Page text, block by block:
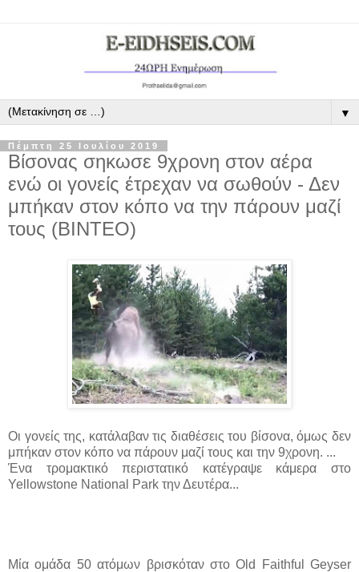
▼
Πέμπτη 25 Ιουλίου 2019
Βίσονας σηκωσε 9χρονη στον αέρα
ενώ οι γονείς έτρεχαν να σωθούν - Δεν
μπήκαν στον κόπο να την πάρουν μαζί
τους (ΒΙΝΤΕΟ)
Οι γονείς της, κατάλαβαν τις διαθέσεις του βίσονα, όμως δεν
μπήκαν στον κόπο να πάρουν μαζί τους και την 9χρονη. ...
Ένα τρομακτικό περιστατικό κατέγραψε κάμερα στο
Yellowstone National Park την Δευτέρα...
Μία ομάδα 50 ατόμων βρισκόταν στο Old Faithful Geyser